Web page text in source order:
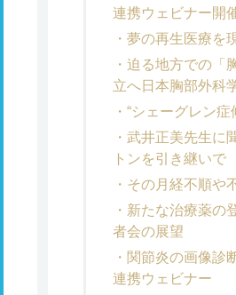
連携ウェビナー開
夢の再生医療を
迫る地方での「
立へ日本胸部外科
“シェーグレン
武井正美先生に
トンを引き継いで
その月経不順や
新たな治療薬の
者会の展望
関節炎の画像診
連携ウェビナー